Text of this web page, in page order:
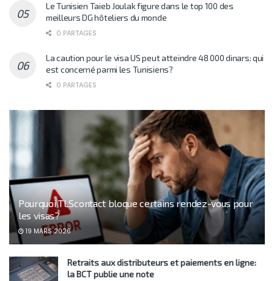
Le Tunisien Taieb Joulak figure dans le top 100 des
meilleurs DG hôteliers du monde
0 PARTAGES
La caution pour le visa US peut atteindre 48 000 dinars: qui
est concerné parmi les Tunisiens?
0 PARTAGES
Pourquoi TLScontact bloque certains rendez-vous pour
les visas?
19 MARS 2026
Retraits aux distributeurs et paiements en ligne:
la BCT publie une note